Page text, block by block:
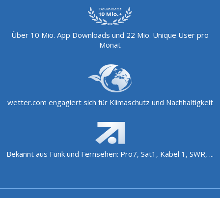
Über 10 Mio. App Downloads und 22 Mio. Unique User pro
Monat
wetter.com engagiert sich für Klimaschutz und Nachhaltigkeit
Bekannt aus Funk und Fernsehen: Pro7, Sat1, Kabel 1, SWR, ...